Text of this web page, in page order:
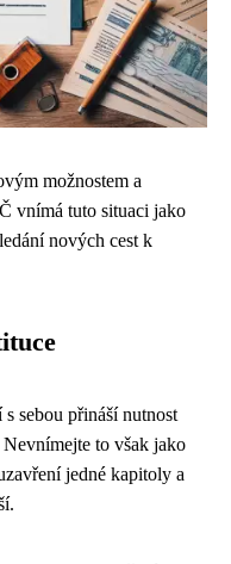
možnostem a
vnímá tuto situaci jako
nových cest k
sebou přináší nutnost
to však jako
jedné kapitoly a